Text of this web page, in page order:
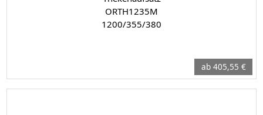
ORTH1235M
1200/355/380
ab 405,55 €